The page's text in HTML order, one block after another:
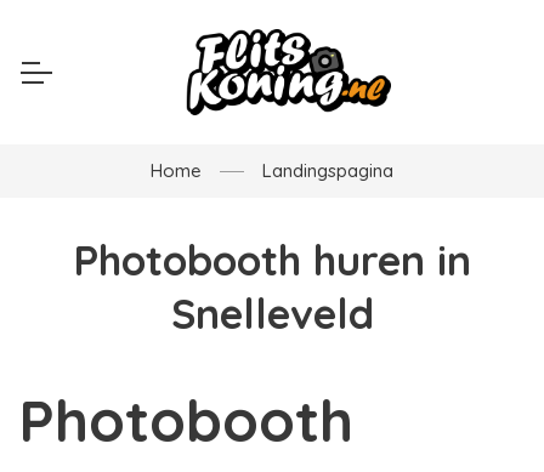
Home Landingspagina
Photobooth huren in
Snelleveld
Photobooth